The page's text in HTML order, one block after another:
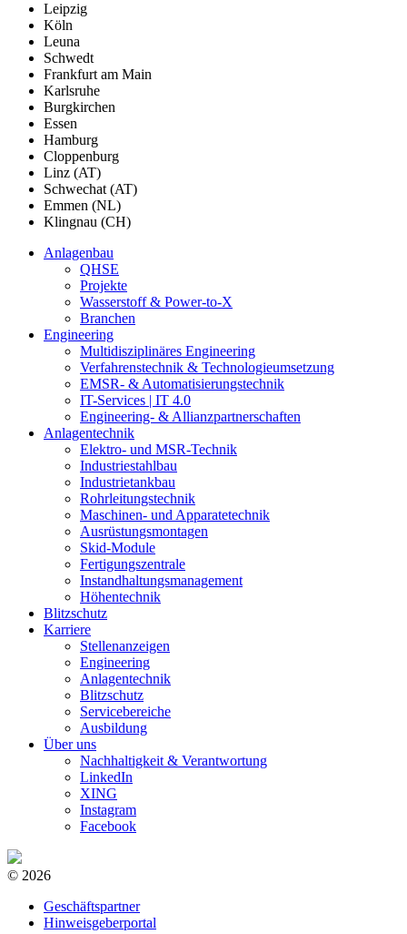
Leipzig
Köln
Leuna
Schwedt
Frankfurt am Main
Karlsruhe
Burgkirchen
Essen
Hamburg
Cloppenburg
Linz (AT)
Schwechat (AT)
Emmen (NL)
Klingnau (CH)
Anlagenbau
QHSE
Projekte
Wasserstoff & Power-to-X
Branchen
Engineering
Multidisziplinäres Engineering
Verfahrenstechnik & Technologieumsetzung
EMSR- & Automatisierungstechnik
IT-Services | IT 4.0
Engineering- & Allianzpartnerschaften
Anlagentechnik
Elektro- und MSR-Technik
Industriestahlbau
Industrietankbau
Rohrleitungstechnik
Maschinen- und Apparatetechnik
Ausrüstungsmontagen
Skid-Module
Fertigungszentrale
Instandhaltungsmanagement
Höhentechnik
Blitzschutz
Karriere
Stellenanzeigen
Engineering
Anlagentechnik
Blitzschutz
Servicebereiche
Ausbildung
Über uns
Nachhaltigkeit & Verantwortung
LinkedIn
XING
Instagram
Facebook
© 2026
Geschäftspartner
Hinweisgeberportal